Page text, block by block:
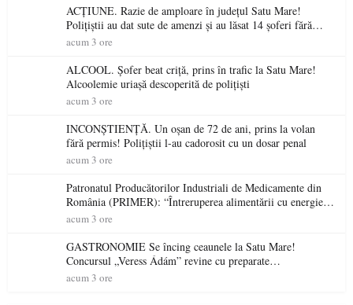
ACȚIUNE. Razie de amploare în județul Satu Mare!
Polițiștii au dat sute de amenzi și au lăsat 14 șoferi fără
permis într-o singură zi
acum 3 ore
ALCOOL. Șofer beat criță, prins în trafic la Satu Mare!
Alcoolemie uriașă descoperită de polițiști
acum 3 ore
INCONȘTIENȚĂ. Un oșan de 72 de ani, prins la volan
fără permis! Polițiștii l-au cadorosit cu un dosar penal
acum 3 ore
Patronatul Producătorilor Industriali de Medicamente din
România (PRIMER): “Întreruperea alimentării cu energie
electrică a fabricilor de medicamente va pune în pericol
acum 3 ore
GASTRONOMIE Se încing ceaunele la Satu Mare!
Concursul „Veress Ádám” revine cu preparate
spectaculoase, premii și un jurat de renume
acum 3 ore